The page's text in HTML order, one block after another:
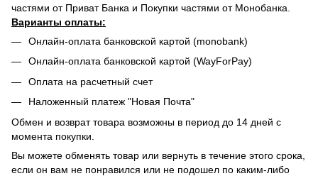
частями от Приват Банка и Покупки частями от Монобанка.
Варианты оплаты:
Онлайн-оплата банковской картой (monobank)
Онлайн-оплата банковской картой (WayForPay)
Оплата на расчетный счет
Наложенный платеж "Новая Почта"
Обмен и возврат товара возможны в период до 14 дней с
момента покупки.
Вы можете обменять товар или вернуть в течение этого срока,
если он вам не понравился или не подошел по каким-либо